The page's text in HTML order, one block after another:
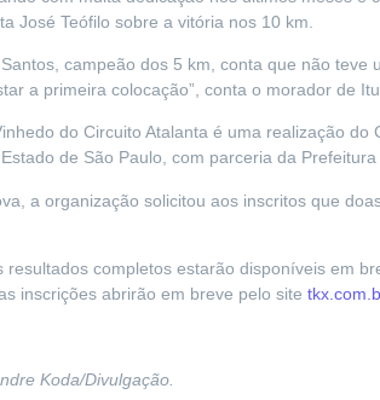
José Teófilo sobre a vitória nos 10 km.
campeão dos 5 km, conta que não
a primeira colocação”, conta o morador de
do Circuito Atalanta é uma realização
de São Paulo, com parceria da
a organização solicitou aos inscritos que
resultados completos estarão disponíveis em
inscrições abrirão em breve pelo site
Koda/Divulgação.